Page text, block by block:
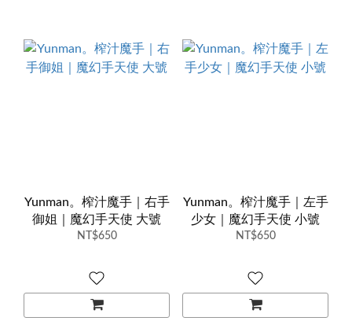
Yunman。榨汁魔手｜右手
御姐｜魔幻手天使 大號
NT$650
Yunman。榨汁魔手｜左手
少女｜魔幻手天使 小號
NT$650